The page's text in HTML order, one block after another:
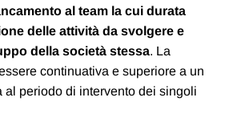
al team la cui durata
delle attività da svolgere e
della società stessa. La
continuativa e superiore a un
al periodo di intervento dei singoli